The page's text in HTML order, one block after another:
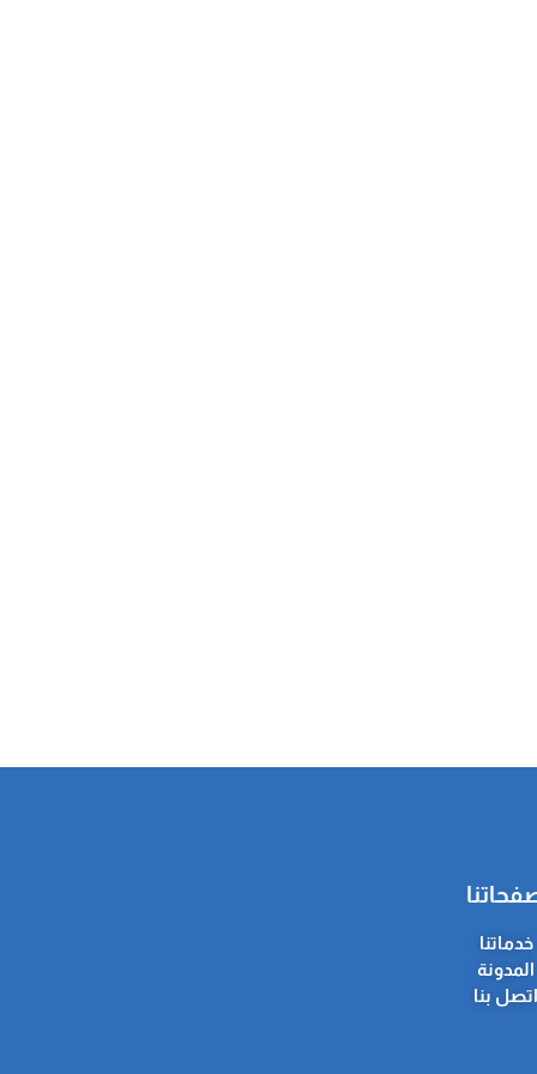
خدماتنا
المدونة
اتصل بنا